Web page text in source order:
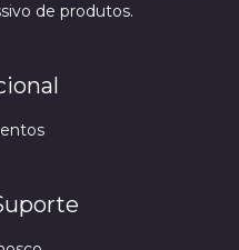
de produtos.